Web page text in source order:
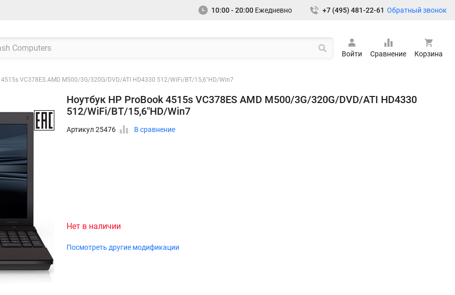
10:00 - 20:00 Ежедневно +7 (495) 481-22-61 Обратный звонок
Войти Сравнение Корзина
4515s VC378ES AMD M500/3G/320G/DVD/ATI HD4330 512/WiFi/BT/15,6"HD/Win7
Ноутбук HP ProBook 4515s VC378ES AMD M500/3G/320G/DVD/ATI HD4330
512/WiFi/BT/15,6"HD/Win7
Артикул 25476 В сравнение
Нет в наличии
Посмотреть другие модификации